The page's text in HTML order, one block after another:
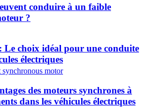
conduire à un faible
?
choix idéal pour une conduite
électriques
des moteurs synchrones à
dans les véhicules électriques